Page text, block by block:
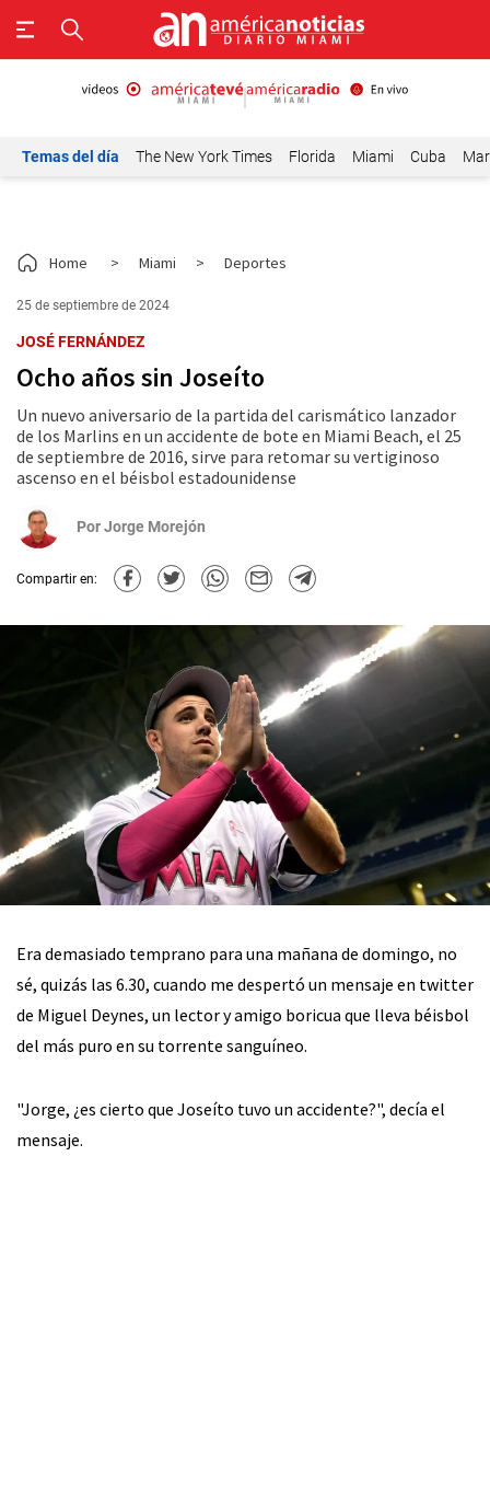
Temas del día The New York Times Florida Miami Cuba
Home > Miami > Deportes
25 de septiembre de 2024
JOSÉ FERNÁNDEZ
Ocho años sin Joseíto
Un nuevo aniversario de la partida del carismático lanzador
de los Marlins en un accidente de bote en Miami Beach, el 25
de septiembre de 2016, sirve para retomar su vertiginoso
ascenso en el béisbol estadounidense
PorJorge Morejón
Compartir en:
Era demasiado temprano para una mañana de domingo, no
sé, quizás las 6.30, cuando me despertó un mensaje en twitter
de Miguel Deynes, un lector y amigo boricua que lleva béisbol
del más puro en su torrente sanguíneo.
"Jorge, ¿es cierto que Joseíto tuvo un accidente?", decía el
mensaje.